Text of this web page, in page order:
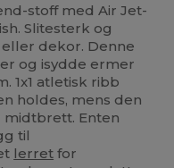
stoff med Air Jet-
Slitesterk og
dekor. Denne
og isydde ermer
1x1 atletisk ribb
holdes, mens den
Enten
til
lerret for